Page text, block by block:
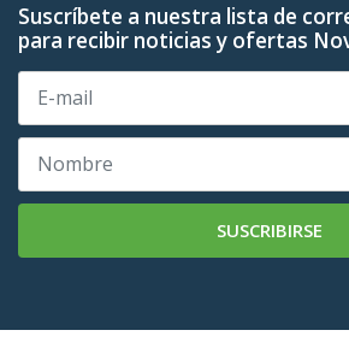
Suscríbete a nuestra lista de
para recibir noticias y ofertas
SUSCRIBIRSE